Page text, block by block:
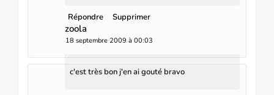
Répondre Supprimer
zoola
18 septembre 2009 à 00:03
c'est très bon j'en ai gouté bravo